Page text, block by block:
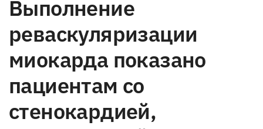
Выполнение
реваскуляризации
миокарда показано
пациентам со
стенокардией,